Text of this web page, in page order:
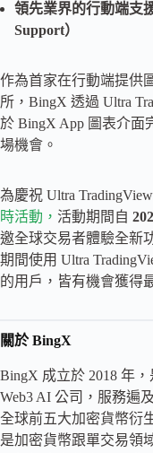
領先業界的行動端支
Support）
作為首家在行動端提供
所，BingX 透過 Ultra
於 BingX App 圖表介面
場機會。
為慶祝 Ultra
時活動， 活動期間自
邀全球交易者體驗全新
期間使用 Ultra
的用戶，皆有機會獲得
關於 BingX
BingX 成立於 2018 年
Web3 AI 公司，服務遍
全球前五大加密貨幣衍
是加密貨幣跟單交易領